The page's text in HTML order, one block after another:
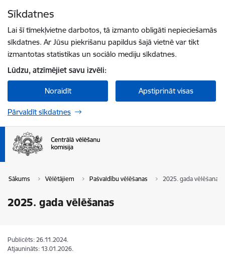
Sīkdatnes
Lai šī tīmekļvietne darbotos, tā izmanto obligāti nepieciešamās
sīkdatnes. Ar Jūsu piekrišanu papildus šajā vietnē var tikt
izmantotas statistikas un sociālo mediju sīkdatnes.
Lūdzu, atzīmējiet savu izvēli:
Noraidīt Apstiprināt visas
Pārvaldīt sīkdatnes
Sākums Vēlētājiem Pašvaldību vēlēšanas 2025. gada vēlēšanas
2025. gada vēlēšanas
Publicēts: 26.11.2024.
Atjaunināts: 13.01.2026.